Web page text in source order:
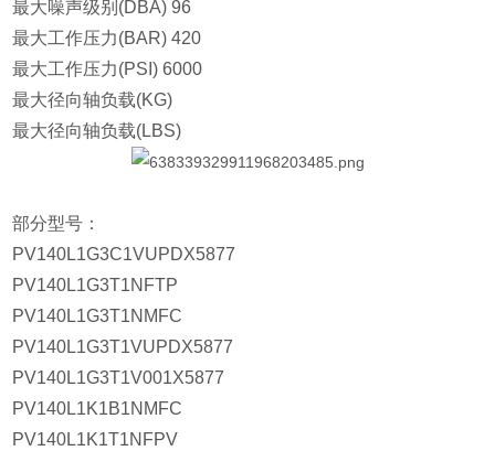
最大噪声级别(DBA) 96
最大工作压力(BAR) 420
最大工作压力(PSI) 6000
最大径向轴负载(KG)
最大径向轴负载(LBS)
部分型号：
PV140L1G3C1VUPDX5877
PV140L1G3T1NFTP
PV140L1G3T1NMFC
PV140L1G3T1VUPDX5877
PV140L1G3T1V001X5877
PV140L1K1B1NMFC
PV140L1K1T1NFPV